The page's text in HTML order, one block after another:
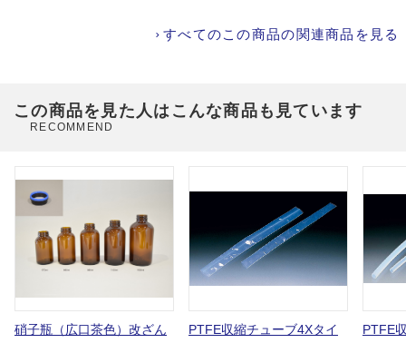
すべてのこの商品の関連商品を見る
この商品を見た人はこんな商品も見ています
RECOMMEND
硝子瓶（広口茶色）改ざん
PTFE収縮チューブ4Xタイ
PTFE